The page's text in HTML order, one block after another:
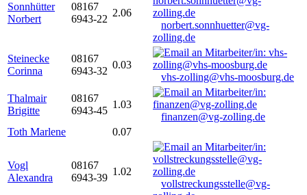
Sonnhütter
Norbert
08167
6943-22
2.06
norbert.sonnhuetter@vg-
zolling.de
Steinecke
Corinna
08167
6943-32
0.03
vhs-zolling@vhs-moosburg.de
Thalmair
Brigitte
08167
6943-45
1.03
finanzen@vg-zolling.de
Toth Marlene
0.07
Vogl
Alexandra
08167
6943-39
1.02
vollstreckungsstelle@vg-